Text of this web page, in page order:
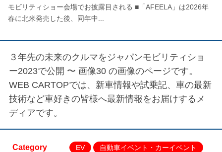
モビリティショー会場でお披露目される ■「AFEELA」は2026年
春に北米発売した後、同年中...
３年先の未来のクルマをジャパンモビリティショ
ー2023で公開 〜 画像30 の画像のページです。
WEB CARTOPでは、新車情報や試乗記、車の最新
技術など車好きの皆様へ最新情報をお届けするメ
ディアです。
Category EV
自動車イベント・カーイベント